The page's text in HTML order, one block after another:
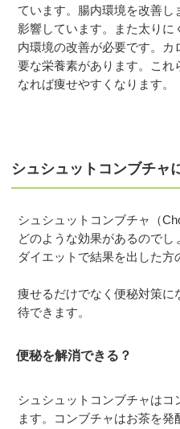
ています。腸内環境を改善し
影響しています。また太り
内環境の改善が必要です。
要な栄養素があります。これ
なれば痩せやすくなります。
シュシュットコンブチャ
シュシュットコンブチャ（
どのような効果があるのでし
ダイエットで結果を出した方
痩せるだけでなく便秘対策に
待できます。
便秘を解消できる？
シュシュットコンブチャは
ます。コンブチャはお茶を